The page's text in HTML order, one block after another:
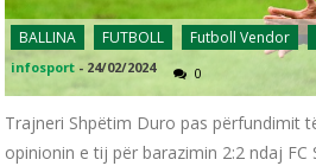
BALLINA FUTBOLL Futboll Vendor
infosport - 24/02/2024 0
Trajneri Shpëtim Duro pas përfundimit
opinionin e tij për barazimin 2:2 ndaj FC